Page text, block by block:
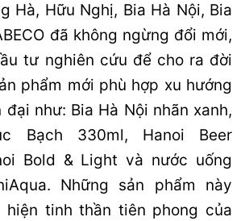
Hà, Hữu Nghị, Bia Hà Nội, Bia
đã không ngừng đổi mới,
tư nghiên cứu để cho ra đời
phẩm mới phù hợp xu hướng
như: Bia Hà Nội nhãn xanh,
Bạch 330ml, Hanoi Beer
Bold & Light và nước uống
Những sản phẩm này
hiện tinh thần tiên phong của